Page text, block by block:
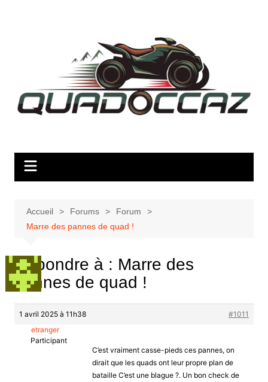
Accueil Forums
Forum
Marre des pannes de quad !
Répondre à : Marre des
pannes de quad !
1 avril 2025 à 11h38
#1011
etranger
Participant
C’est vraiment casse-pieds ces pannes, on
dirait que les quads ont leur propre plan de
bataille C’est une blague ?. Un bon check de